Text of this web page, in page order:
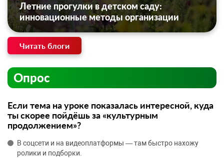
Летние прогулки в детском саду:
инновационные методы организации
Читать блоги
Опрос
Если тема на уроке показалась интересной, куда
ты скорее пойдёшь за «культурным
продолжением»?
В соцсети и на видеоплатформы — там быстро нахожу
ролики и подборки.